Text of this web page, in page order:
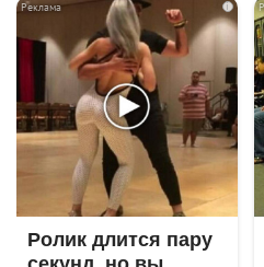
i
Ролик длится пару